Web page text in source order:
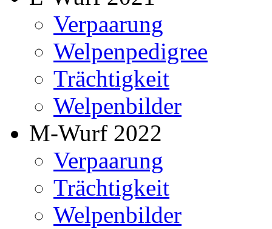
Verpaarung
Welpenpedigree
Trächtigkeit
Welpenbilder
M-Wurf 2022
Verpaarung
Trächtigkeit
Welpenbilder